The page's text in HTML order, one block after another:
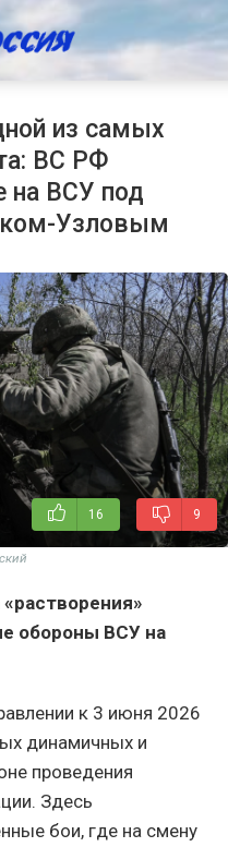
из самых
ВС РФ
на ВСУ под
Узловым
16 9
обороны ВСУ на
к 3 июня 2026
динамичных и
проведения
Здесь
бои, где на смену